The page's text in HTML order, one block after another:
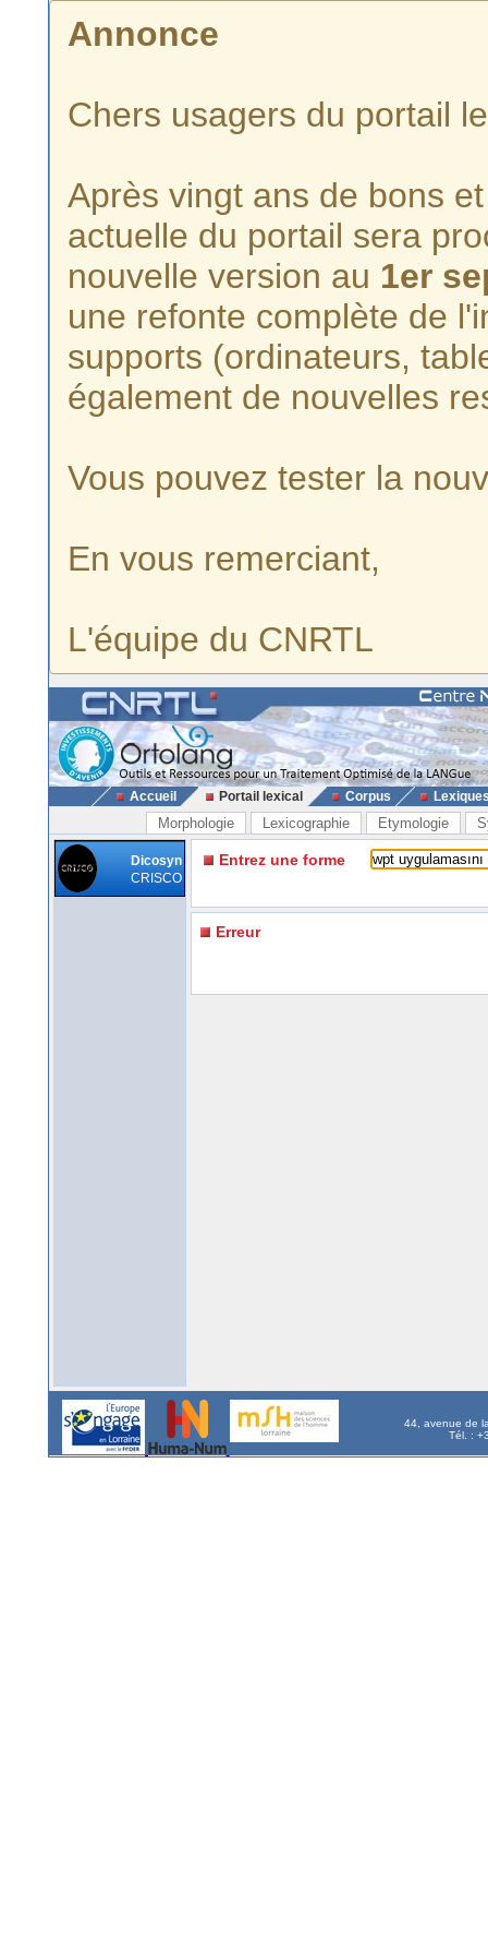
Annonce
Chers usagers du portail
Après vingt ans de bons
actuelle du portail sera
nouvelle version au 1er
une refonte complète de
supports (ordinateurs,
également de nouvelles
Vous pouvez tester la
En vous remerciant,
L'équipe du CNRTL
Accueil Portail lexical Corpus
Morphologie Lexicographie Etymologie
Dicosyn
CRISCO
Entrez une forme
Erreur
44, avenue de
Tél. :